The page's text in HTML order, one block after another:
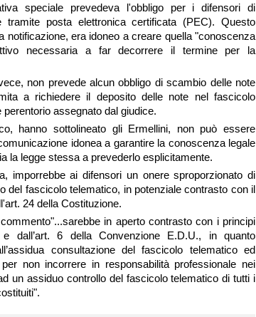
speciale prevedeva l'obbligo per i difensori di
posta elettronica certificata (PEC). Questo
notificazione, era idoneo a creare quella "conoscenza
necessaria a far decorrere il termine per la
non prevede alcun obbligo di scambio delle note
a richiedere il deposito delle note nel fascicolo
assegnato dal giudice.
hanno sottolineato gli Ermellini, non può essere
idonea a garantire la conoscenza legale
la legge stessa a prevederlo esplicitamente.
imporrebbe ai difensori un onere sproporzionato di
del fascicolo telematico, in potenziale contrasto con il
24 della Costituzione.
in aperto contrasto con i principi
dall’art. 6 della Convenzione E.D.U., in quanto
consultazione del fascicolo telematico ed
non incorrere in responsabilità professionale nei
un assiduo controllo del fascicolo telematico di tutti i